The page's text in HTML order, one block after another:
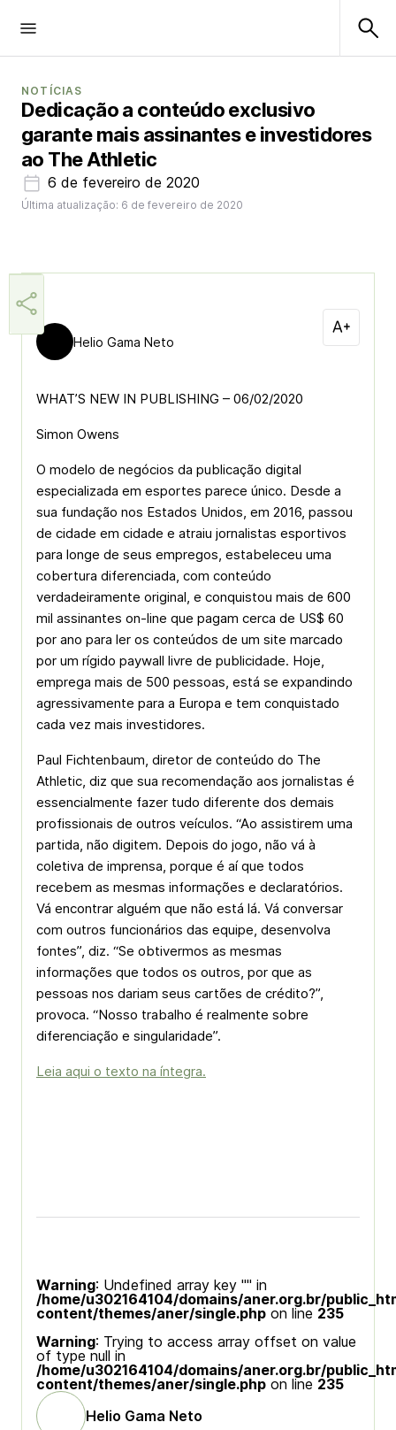
NOTÍCIAS
Dedicação a conteúdo exclusivo
garante mais assinantes e investidores
ao The Athletic
6 de fevereiro de 2020
Última atualização: 6 de fevereiro de 2020
Helio Gama Neto
WHAT’S NEW IN PUBLISHING – 06/02/2020
Simon Owens
O modelo de negócios da publicação digital
especializada em esportes parece único. Desde a
sua fundação nos Estados Unidos, em 2016, passou
de cidade em cidade e atraiu jornalistas esportivos
para longe de seus empregos, estabeleceu uma
cobertura diferenciada, com conteúdo
verdadeiramente original, e conquistou mais de 600
mil assinantes on-line que pagam cerca de US$ 60
por ano para ler os conteúdos de um site marcado
por um rígido paywall livre de publicidade. Hoje,
emprega mais de 500 pessoas, está se expandindo
agressivamente para a Europa e tem conquistado
cada vez mais investidores.
Paul Fichtenbaum, diretor de conteúdo do The
Athletic, diz que sua recomendação aos jornalistas é
essencialmente fazer tudo diferente dos demais
profissionais de outros veículos. “Ao assistirem uma
partida, não digitem. Depois do jogo, não vá à
coletiva de imprensa, porque é aí que todos
recebem as mesmas informações e declaratórios.
Vá encontrar alguém que não está lá. Vá conversar
com outros funcionários das equipe, desenvolva
fontes”, diz. “Se obtivermos as mesmas
informações que todos os outros, por que as
pessoas nos dariam seus cartões de crédito?”,
provoca. “Nosso trabalho é realmente sobre
diferenciação e singularidade”.
Leia aqui o texto na íntegra.
Warning: Undefined array key "" in
/home/u302164104/domains/aner.org.br/
content/themes/aner/single.php on line 235
Warning: Trying to access array offset on value
of type null in
/home/u302164104/domains/aner.org.br/
content/themes/aner/single.php on line 235
Helio Gama Neto